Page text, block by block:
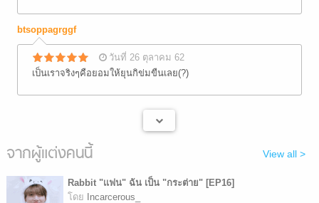
btsoppagrggf
วันที่ 26 ตุลาคม 62
เป็นเราจริงๆคือยอมให้ยุนกิข่มขืนเลย(?)
จากผู้แต่งคนนี้ View all >
Rabbit "เเฟน" ฉัน เป็น "กระต่าย" [EP16]
โดย
Incarcerous_